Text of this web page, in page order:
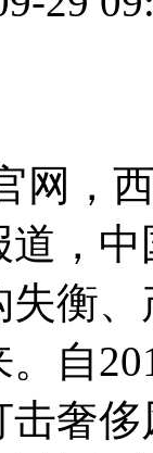
，
，
失衡
自
奢